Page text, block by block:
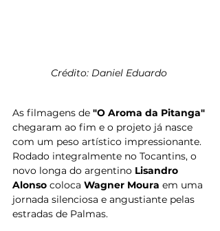
Crédito: Daniel Eduardo
As filmagens de "O Aroma da Pitanga"
chegaram ao fim e o projeto já nasce
com um peso artístico impressionante.
Rodado integralmente no Tocantins, o
novo longa do argentino Lisandro
Alonso coloca Wagner Moura em uma
jornada silenciosa e angustiante pelas
estradas de Palmas.